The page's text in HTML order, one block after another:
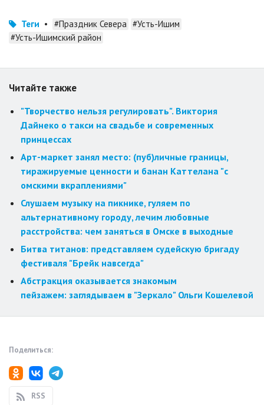
Теги • #Праздник Севера #Усть-Ишим
#Усть-Ишимский район
Читайте также
"Творчество нельзя регулировать". Виктория
Дайнеко о такси на свадьбе и современных
принцессах
Арт-маркет занял место: (пуб)личные границы,
тиражируемые ценности и банан Каттелана "с
омскими вкраплениями"
Слушаем музыку на пикнике, гуляем по
альтернативному городу, лечим любовные
расстройства: чем заняться в Омске в выходные
Битва титанов: представляем судейскую бригаду
фестиваля "Брейк навсегда"
Абстракция оказывается знакомым
пейзажем: заглядываем в "Зеркало" Ольги Кошелевой
Поделиться:
RSS